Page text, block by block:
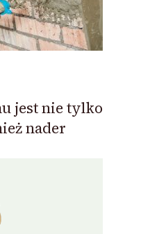
jest nie tylko
nader